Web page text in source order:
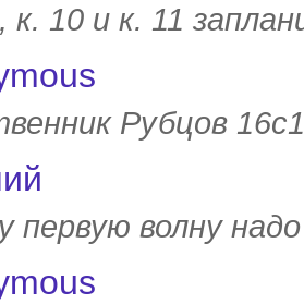
к. 10 и к. 11
Рубцов
первую волну